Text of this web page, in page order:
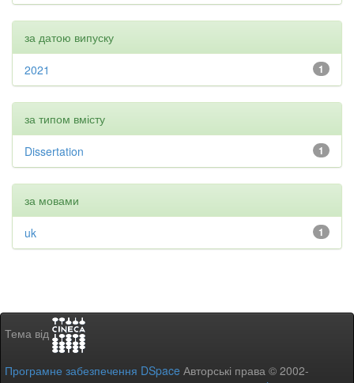
за датою випуску
1
2021
за типом вмісту
1
Dissertation
за мовами
1
uk
Тема від
Програмне забезпечення DSpace Авторські права © 2002-